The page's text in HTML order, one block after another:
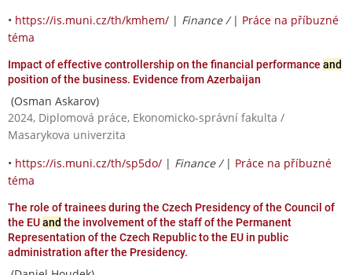
• https://is.muni.cz/th/kmhem/ | Finance / | Práce na příbuzné
téma
Impact of effective controllership on the financial performance and
position of the business. Evidence from Azerbaijan
(Osman Askarov)
2024, Diplomová práce, Ekonomicko-správní fakulta /
Masarykova univerzita
• https://is.muni.cz/th/sp5do/ | Finance / | Práce na příbuzné
téma
The role of trainees during the Czech Presidency of the Council of
the EUand the involvement of the staff of the Permanent
Representation of the Czech Republic to the EU in public
administration after the Presidency.